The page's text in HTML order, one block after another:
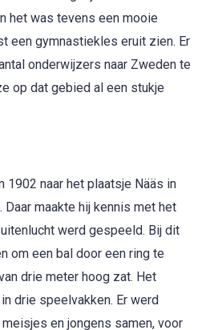
het was tevens een mooie
een gymnastiekles eruit zien. Er
onderwijzers naar Zweden te
op dat gebied al een stukje
1902 naar het plaatsje Nääs in
maakte hij kennis met het
werd gespeeld. Bij dit
om een bal door een ring te
drie meter hoog zat. Het
drie speelvakken. Er werd
en jongens samen, voor